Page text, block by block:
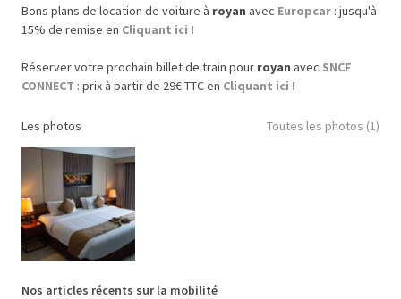
Bons plans de location de voiture à royan avec Europcar : jusqu'à
15% de remise en Cliquant ici !
Réserver votre prochain billet de train pour royan avec SNCF
CONNECT : prix à partir de 29€ TTC en Cliquant ici !
Les photos Toutes les photos (1)
Nos articles récents sur la mobilité